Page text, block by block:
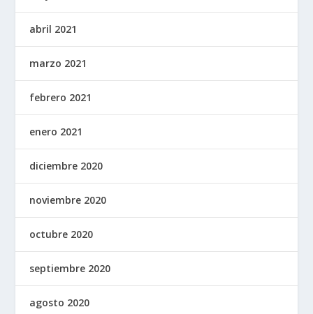
abril 2021
marzo 2021
febrero 2021
enero 2021
diciembre 2020
noviembre 2020
octubre 2020
septiembre 2020
agosto 2020